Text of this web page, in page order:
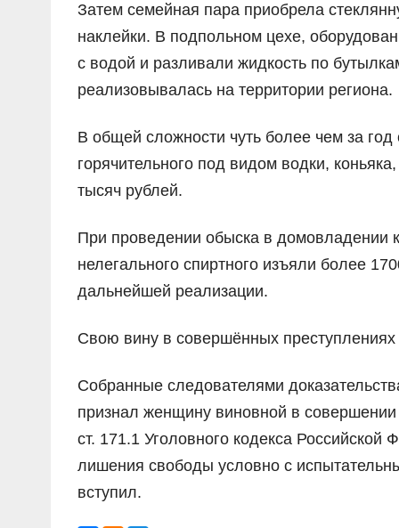
Затем семейная пара приобрела
наклейки. В подпольном цехе,
с водой и разливали жидкость по
реализовывалась на территории региона.
В общей сложности чуть более чем за год
горячительного под видом водки,
тысяч рублей.
При проведении обыска в домовладении
нелегального спиртного изъяли более
дальнейшей реализации.
Свою вину в совершённых
Собранные следователями
признал женщину виновной в
ст. 171.1 Уголовного кодекса
лишения свободы условно с
вступил.